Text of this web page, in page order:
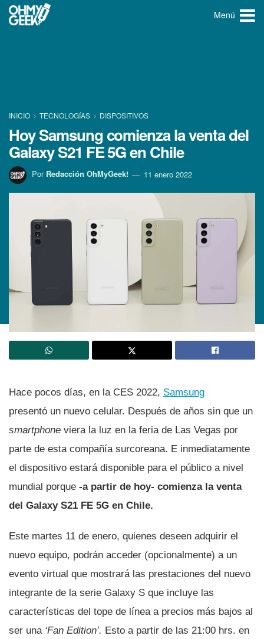
Menú
INICIO TECNOLOGÍ­AS DISPOSITIVOS
Hoy Samsung comienza la venta del
Galaxy S21 FE 5G en Chile
Por Redacción OhMyGeek! 11 enero 2022
Hace pocos días, en la CES 2022, Samsung
presentó un nuevo celular. Después de años sin que un
smartphone viera la luz en la feria de Las Vegas por
parte de esta compañía surcoreana. E inmediatamente
el dispositivo estará disponible para el público a nivel
mundial porque -a partir de hoy- comienza la venta
del Galaxy S21 FE 5G en Chile.
Este martes 11 de enero, quienes deseen adquirir el
nuevo equipo, podrán acceder (opcionalmente) a un
evento virtual que mostrará las prestaciones del nuevo
integrante de la serie Galaxy S que incluye las
características del tope de línea a precios más bajos al
ser una ‘Fan Edition’. Esto a partir de las 21:00 hrs. en